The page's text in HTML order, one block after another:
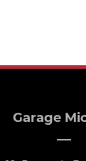
Garage